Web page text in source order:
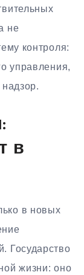
не
контроля:
управления,
в
в новых
Государство
жизни: оно